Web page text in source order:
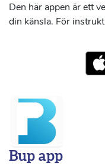
Den här appen är ett
din känsla. För
Bup app